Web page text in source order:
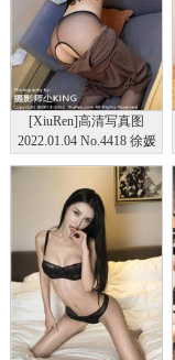
[XiuRen]高清写真图
2022.01.04 No.4418 徐媛